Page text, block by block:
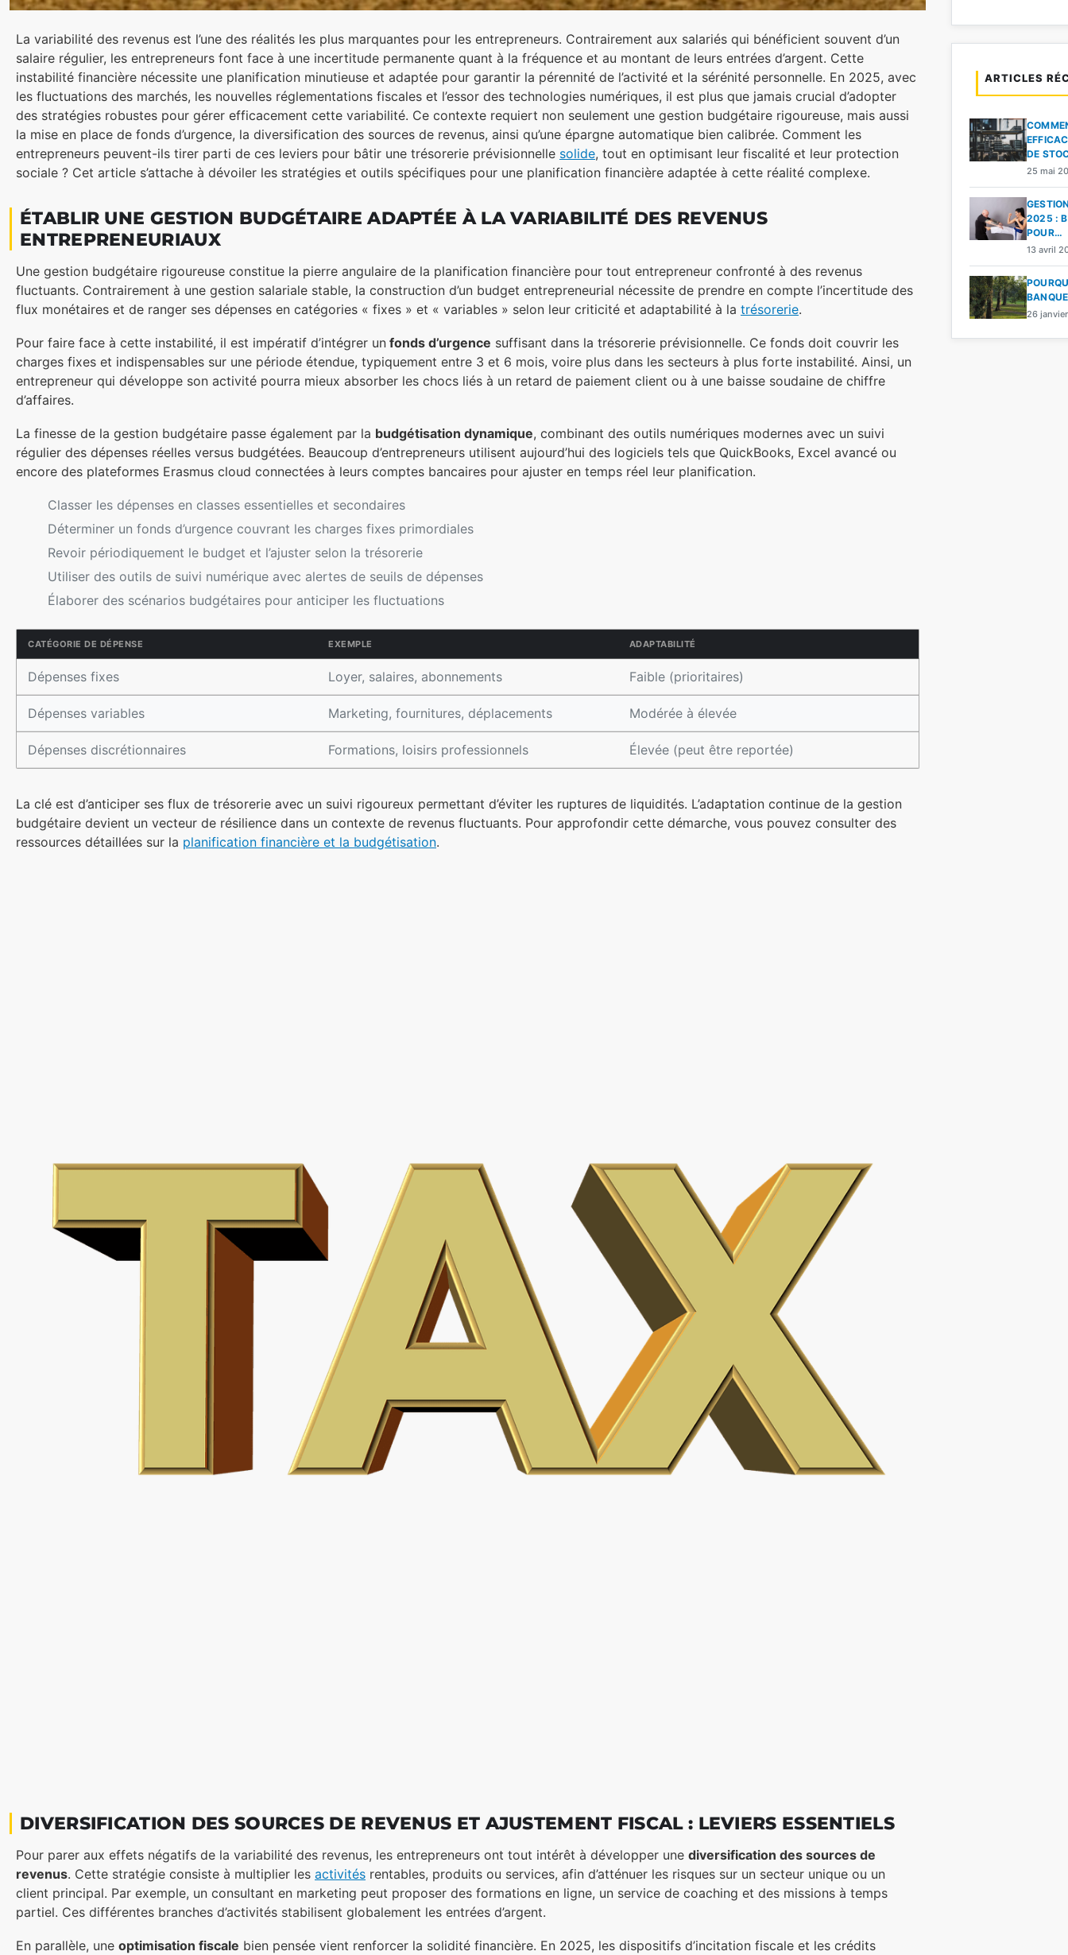
La variabilité des revenus est l’une des réalités les plus marquantes pour les entrepreneurs. Contrairement aux salariés qui bénéficient souvent d’un
salaire régulier, les entrepreneurs font face à une incertitude permanente quant à la fréquence et au montant de leurs entrées d’argent. Cette
instabilité financière nécessite une planification minutieuse et adaptée pour garantir la pérennité de l’activité et la sérénité personnelle. En 2025, avec
les fluctuations des marchés, les nouvelles réglementations fiscales et l’essor des technologies numériques, il est plus que jamais crucial d’adopter
des stratégies robustes pour gérer efficacement cette variabilité. Ce contexte requiert non seulement une gestion budgétaire rigoureuse, mais aussi
la mise en place de fonds d’urgence, la diversification des sources de revenus, ainsi qu’une épargne automatique bien calibrée. Comment les
entrepreneurs peuvent-ils tirer parti de ces leviers pour bâtir une trésorerie prévisionnelle solide, tout en optimisant leur fiscalité et leur protection
sociale ? Cet article s’attache à dévoiler les stratégies et outils spécifiques pour une planification financière adaptée à cette réalité complexe.
ÉTABLIR UNE GESTION BUDGÉTAIRE ADAPTÉE À LA VARIABILITÉ DES REVENUS
ENTREPRENEURIAUX
Une gestion budgétaire rigoureuse constitue la pierre angulaire de la planification financière pour tout entrepreneur confronté à des revenus
fluctuants. Contrairement à une gestion salariale stable, la construction d’un budget entrepreneurial nécessite de prendre en compte l’incertitude des
flux monétaires et de ranger ses dépenses en catégories « fixes » et « variables » selon leur criticité et adaptabilité à la trésorerie.
Pour faire face à cette instabilité, il est impératif d’intégrer un fonds d’urgence suffisant dans la trésorerie prévisionnelle. Ce fonds doit couvrir les
charges fixes et indispensables sur une période étendue, typiquement entre 3 et 6 mois, voire plus dans les secteurs à plus forte instabilité. Ainsi, un
entrepreneur qui développe son activité pourra mieux absorber les chocs liés à un retard de paiement client ou à une baisse soudaine de chiffre
d’affaires.
La finesse de la gestion budgétaire passe également par la budgétisation dynamique, combinant des outils numériques modernes avec un suivi
régulier des dépenses réelles versus budgétées. Beaucoup d’entrepreneurs utilisent aujourd’hui des logiciels tels que QuickBooks, Excel avancé ou
encore des plateformes Erasmus cloud connectées à leurs comptes bancaires pour ajuster en temps réel leur planification.
Classer les dépenses en classes essentielles et secondaires
Déterminer un fonds d’urgence couvrant les charges fixes primordiales
Revoir périodiquement le budget et l’ajuster selon la trésorerie
Utiliser des outils de suivi numérique avec alertes de seuils de dépenses
Élaborer des scénarios budgétaires pour anticiper les fluctuations
CATÉGORIE DE DÉPENSE EXEMPLE ADAPTABILITÉ
Dépenses fixes Loyer, salaires, abonnements Faible (prioritaires)
Dépenses variables Marketing, fournitures, déplacements Modérée à élevée
Dépenses discrétionnaires Formations, loisirs professionnels Élevée (peut être reportée)
La clé est d’anticiper ses flux de trésorerie avec un suivi rigoureux permettant d’éviter les ruptures de liquidités. L’adaptation continue de la gestion
budgétaire devient un vecteur de résilience dans un contexte de revenus fluctuants. Pour approfondir cette démarche, vous pouvez consulter des
ressources détaillées sur la planification financière et la budgétisation.
DIVERSIFICATION DES SOURCES DE REVENUS ET AJUSTEMENT FISCAL : LEVIERS ESSENTIELS
Pour parer aux effets négatifs de la variabilité des revenus, les entrepreneurs ont tout intérêt à développer une diversification des sources de
revenus. Cette stratégie consiste à multiplier les activités rentables, produits ou services, afin d’atténuer les risques sur un secteur unique ou un
client principal. Par exemple, un consultant en marketing peut proposer des formations en ligne, un service de coaching et des missions à temps
partiel. Ces différentes branches d’activités stabilisent globalement les entrées d’argent.
En parallèle, une optimisation fiscale bien pensée vient renforcer la solidité financière. En 2025, les dispositifs d’incitation fiscale et les crédits
ARTICLES
DE
25 mai
2025 :
POUR…
13 avril
26